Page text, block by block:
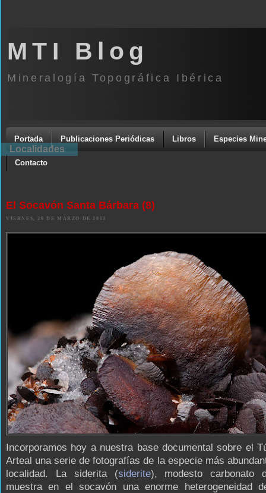
MTI Blog
Mineralogía Topográfica Ibérica
Portada Publicaciones Periódicas Libros Especies
Contacto
El Socavón Santa Bárbara (8)
VIERNES, 29 DE MARZO DE 2013
Incorporamos hoy a nuestra base documental sobre el
Arteal una serie de fotografías de la especie más
localidad. La siderita (siderite), modesto carbonato
muestra en el socavón una enorme heterogeneidad
Localidades